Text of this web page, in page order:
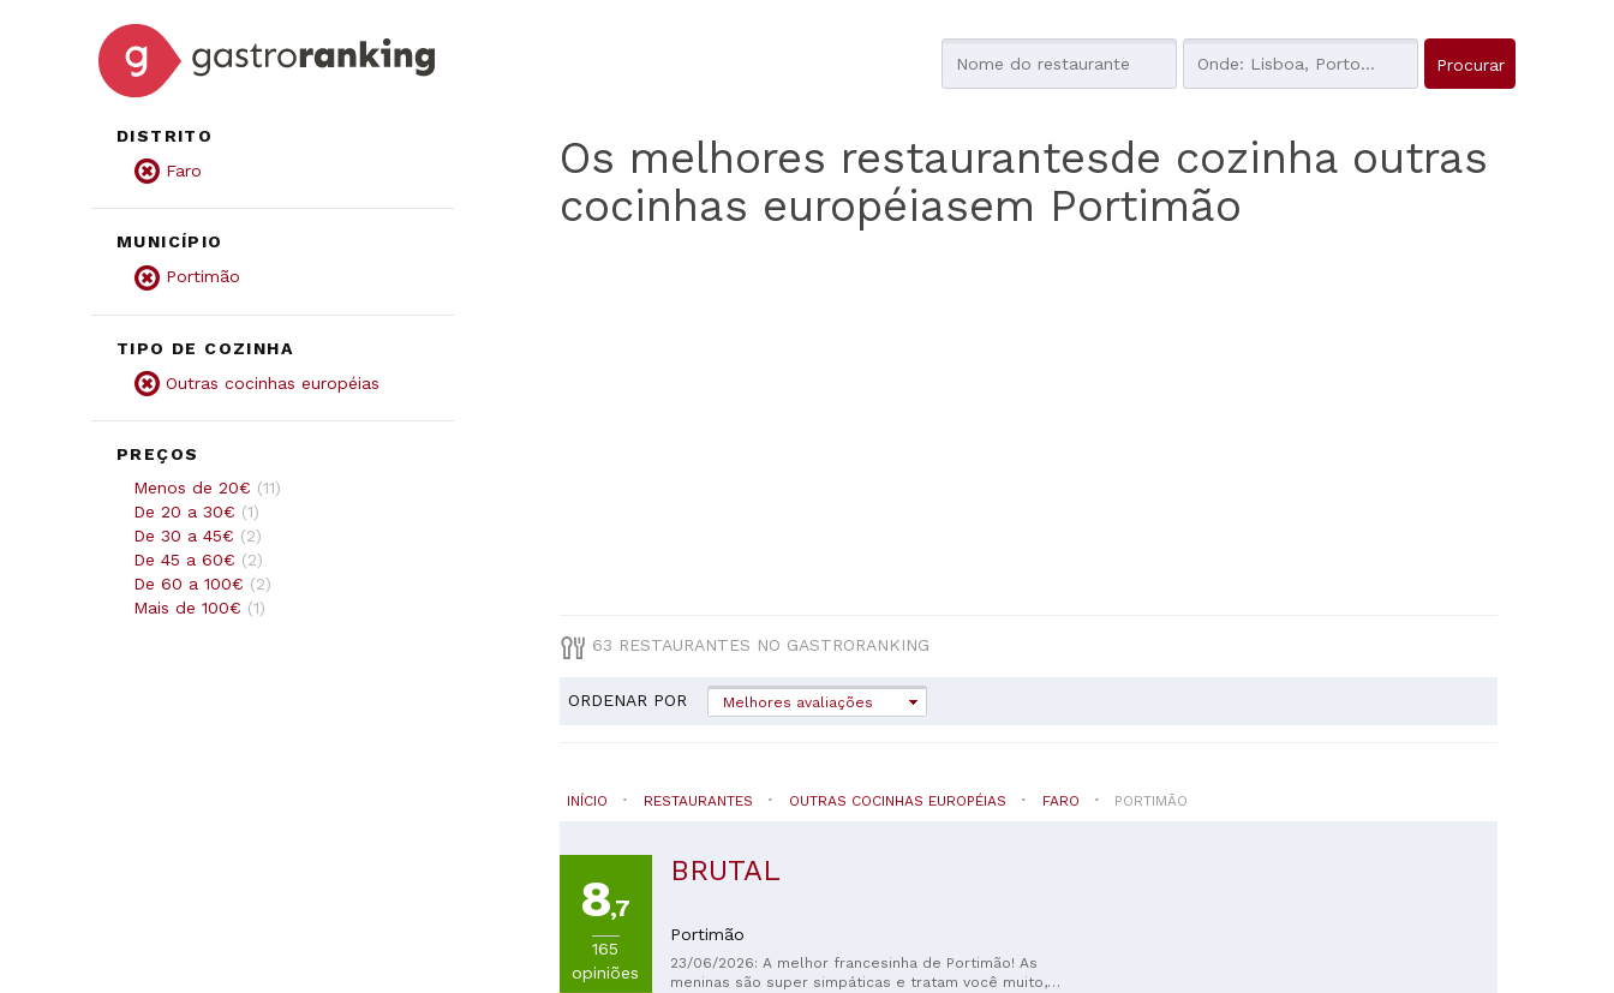
DISTRITO
Faro
MUNICÍPIO
Portimão
TIPO DE COZINHA
Outras cocinhas européias
PREÇOS
Menos de 20€ (11)
De 20 a 30€ (1)
De 30 a 45€ (2)
De 45 a 60€ (2)
De 60 a 100€ (2)
Mais de 100€ (1)
Os melhores restaurantesde cozinha outras
cocinhas européiasem Portimão
63 RESTAURANTES NO GASTRORANKING
ORDENAR POR Melhores avaliações
INÍCIO RESTAURANTES OUTRAS COCINHAS EUROPÉIAS FARO PORTIMÃO
8,7
165
opiniões
BRUTAL
Portimão
23/06/2026: A melhor francesinha de Portimão! As
meninas são super simpáticas e tratam você muito,